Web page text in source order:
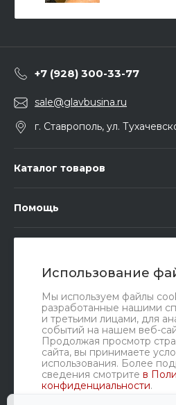
Использование
Мы используем файлы
разработанные нашими
и третьими лицами, для
событий на нашем веб-
Продолжая просмотр
сайта, вы принимаете
использования. Более
сведения смотрите в
конфиденциальности.
+7 (928) 300-33-77
sale@glavbusina.ru
г. Ставрополь, ул.
Каталог товаров
Помощь
Мы в соц.